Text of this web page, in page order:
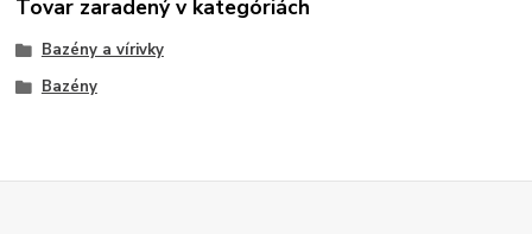
Tovar zaradený v kategóriách
Bazény a vírivky
Bazény